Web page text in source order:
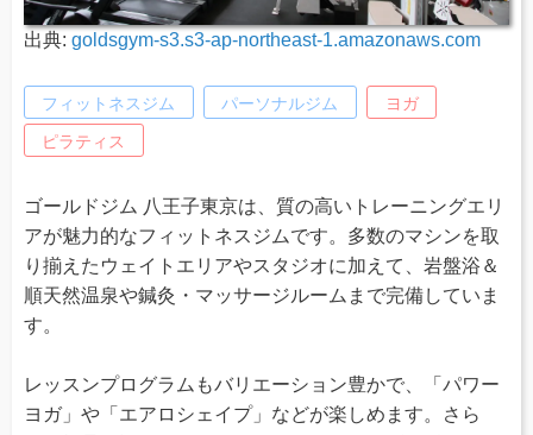
出典: goldsgym-s3.s3-ap-northeast-1.amazonaws.com
フィットネスジム パーソナルジム ヨガ
ピラティス
ゴールドジム 八王子東京は、質の高いトレーニングエリ
アが魅力的なフィットネスジムです。多数のマシンを取
り揃えたウェイトエリアやスタジオに加えて、岩盤浴＆
順天然温泉や鍼灸・マッサージルームまで完備していま
す。
レッスンプログラムもバリエーション豊かで、「パワー
ヨガ」や「エアロシェイプ」などが楽しめます。さら